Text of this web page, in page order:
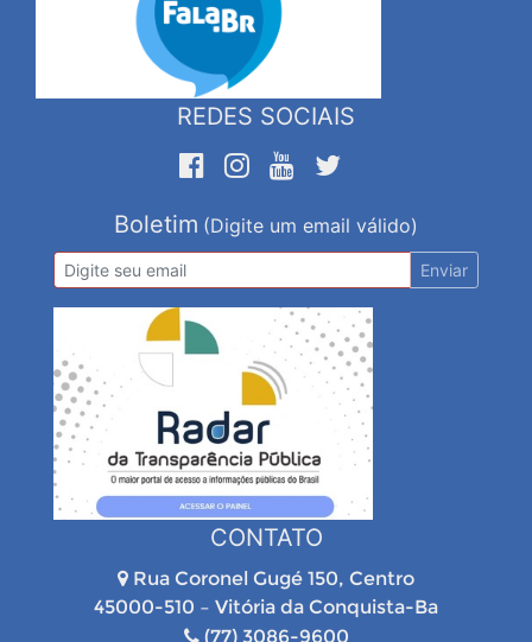
REDES SOCIAIS
Boletim (Digite um email válido)
Enviar
CONTATO
Rua Coronel Gugé 150, Centro
45000-510 – Vitória da Conquista-Ba
(77) 3086-9600